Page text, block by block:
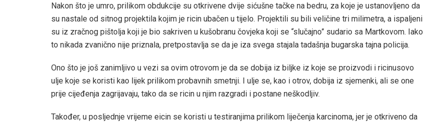
Nakon što je umro, prilikom obdukcije su otkrivene dvije sićušne tačke na bedru, za koje je ustanovljeno da
su nastale od sitnog projektila kojim je ricin ubačen u tijelo. Projektili su bili veličine tri milimetra, a ispaljeni
su iz zračnog pištolja koji je bio sakriven u kušobranu čovjeka koji se “slučajno” sudario sa Martkovom. Iako
to nikada zvanično nije priznala, pretpostavlja se da je iza svega stajala tadašnja bugarska tajna policija.
Ono što je još zanimljivo u vezi sa ovim otrovom je da se dobija iz biljke iz koje se proizvodi i ricinusovo
ulje koje se koristi kao lijek prilikom probavnih smetnji. I ulje se, kao i otrov, dobija iz sjemenki, ali se one
prije cijeđenja zagrijavaju, tako da se ricin u njim razgradi i postane neškodljiv.
Također, u posljednje vrijeme eicin se koristi u testiranjima prilikom liječenja karcinoma, jer je otkriveno da